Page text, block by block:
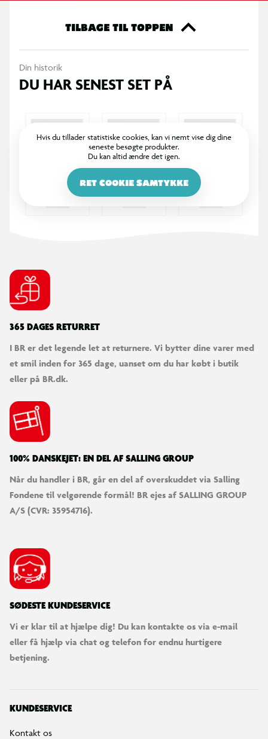
TILBAGE TIL TOPPEN
Din historik
DU HAR SENEST SET PÅ
Hvis du tillader statistiske cookies, kan vi nemt vise dig dine
seneste besøgte produkter.
Du kan altid ændre det igen.
RET COOKIE SAMTYKKE
365 DAGES RETURRET
I BR er det legende let at returnere. Vi bytter dine varer med
et smil inden for 365 dage, uanset om du har købt i butik
eller på BR.dk.
100% DANSKEJET: EN DEL AF SALLING GROUP
Når du handler i BR, går en del af overskuddet via Salling
Fondene til velgørende formål! BR ejes af SALLING GROUP
A/S (CVR: 35954716).
SØDESTE KUNDESERVICE
Vi er klar til at hjælpe dig! Du kan kontakte os via e-mail
eller få hjælp via chat og telefon for endnu hurtigere
betjening.
KUNDESERVICE
Kontakt os